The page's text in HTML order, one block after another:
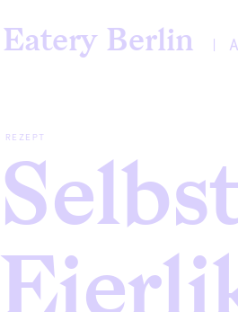
Eatery Berlin
REZEPT